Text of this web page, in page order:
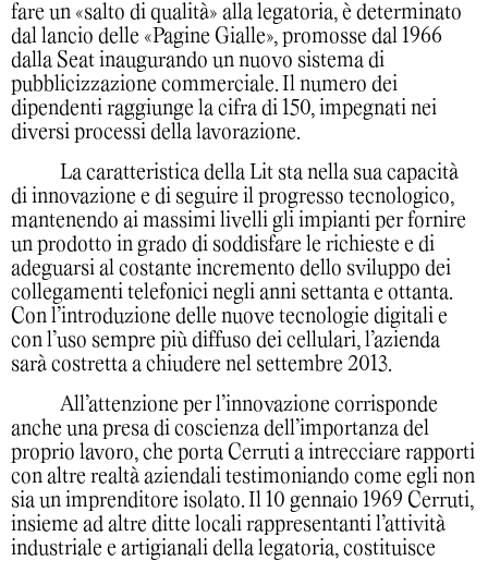
fare un «salto di qualità» alla legatoria, è determinato
dal lancio delle «Pagine Gialle», promosse dal 1966
dalla Seat inaugurando un nuovo sistema di
pubblicizzazione commerciale. Il numero dei
dipendenti raggiunge la cifra di 150, impegnati nei
diversi processi della lavorazione.
La caratteristica della Lit sta nella sua capacità
di innovazione e di seguire il progresso tecnologico,
mantenendo ai massimi livelli gli impianti per fornire
un prodotto in grado di soddisfare le richieste e di
adeguarsi al costante incremento dello sviluppo dei
collegamenti telefonici negli anni settanta e ottanta.
Con l’introduzione delle nuove tecnologie digitali e
con l’uso sempre più diffuso dei cellulari, l’azienda
sarà costretta a chiudere nel settembre 2013.
All’attenzione per l’innovazione corrisponde
anche una presa di coscienza dell’importanza del
proprio lavoro, che porta Cerruti a intrecciare rapporti
con altre realtà aziendali testimoniando come egli non
sia un imprenditore isolato. Il 10 gennaio 1969 Cerruti,
insieme ad altre ditte locali rappresentanti l’attività
industriale e artigianali della legatoria, costituisce